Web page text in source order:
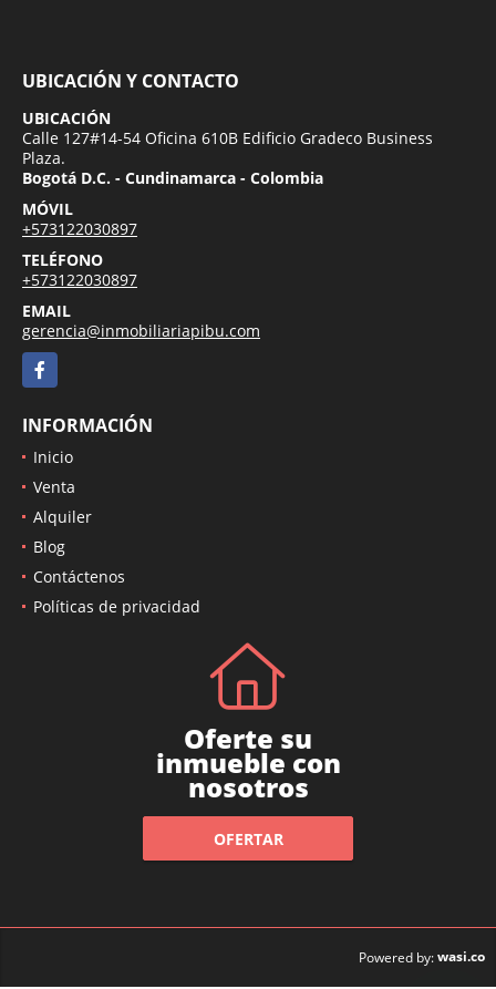
UBICACIÓN Y CONTACTO
UBICACIÓN
Calle 127#14-54 Oficina 610B Edificio Gradeco Business
Plaza.
Bogotá D.C. - Cundinamarca - Colombia
MÓVIL
+573122030897
TELÉFONO
+573122030897
EMAIL
gerencia@inmobiliariapibu.com
Facebook
INFORMACIÓN
Inicio
Venta
Alquiler
Blog
Contáctenos
Políticas de privacidad
Oferte su
inmueble con
nosotros
OFERTAR
Powered by:wasi.co